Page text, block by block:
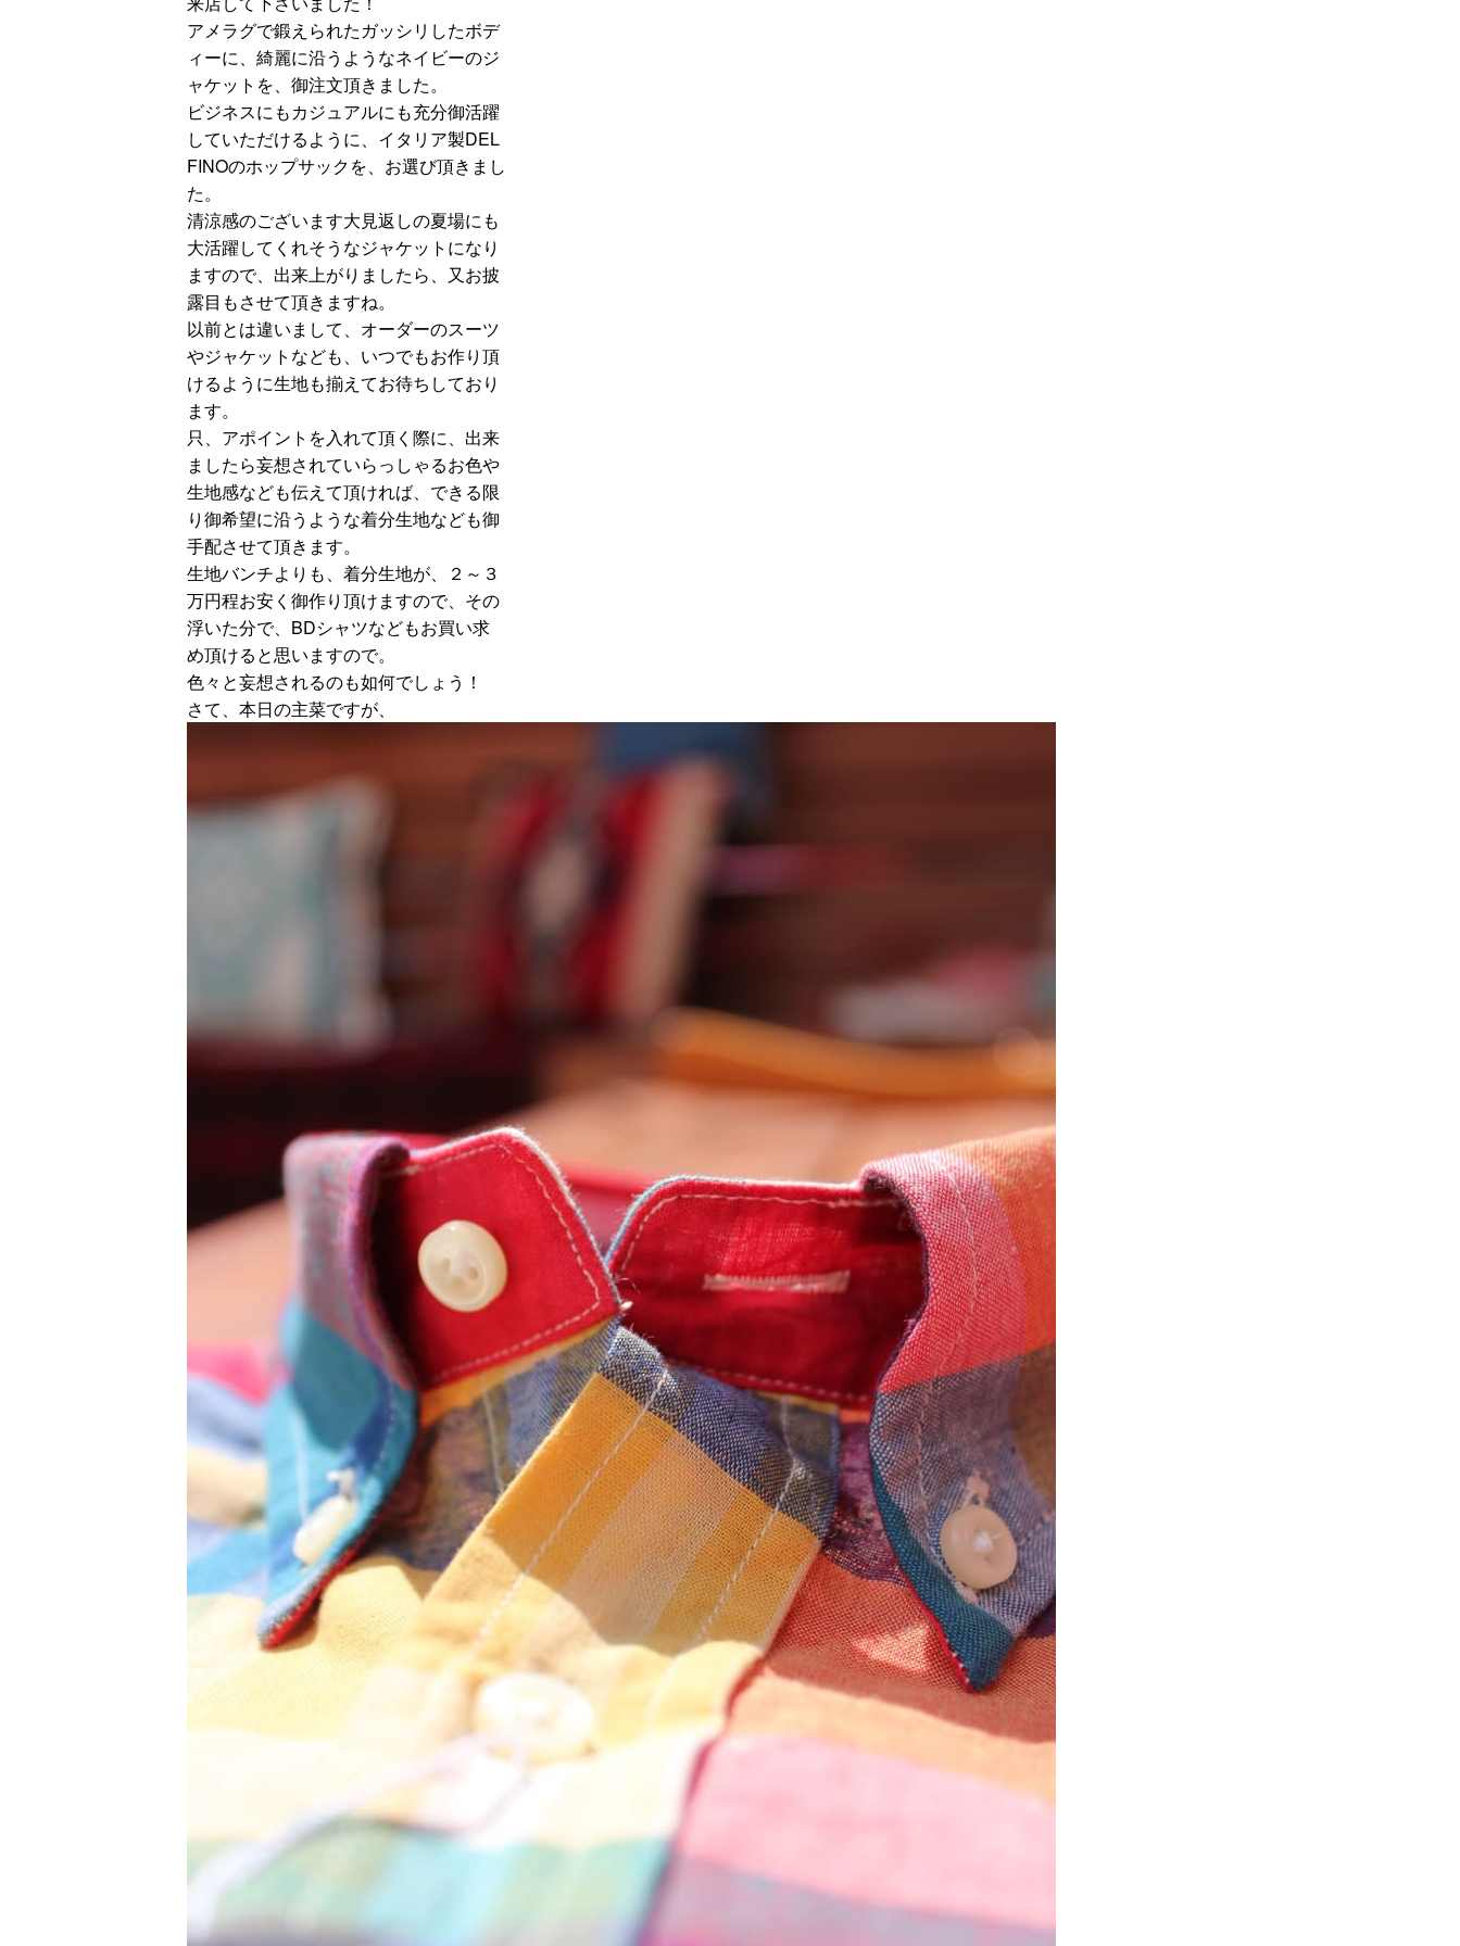
アメラグで鍛えられたガッシリしたボデ
ィーに、綺麗に沿うようなネイビーのジ
ャケットを、御注文頂きました。
ビジネスにもカジュアルにも充分御活躍
していただけるように、イタリア製DEL
FINOのホップサックを、お選び頂きまし
た。
清涼感のございます大見返しの夏場にも
大活躍してくれそうなジャケットになり
ますので、出来上がりましたら、又お披
露目もさせて頂きますね。
以前とは違いまして、オーダーのスーツ
やジャケットなども、いつでもお作り頂
けるように生地も揃えてお待ちしており
ます。
只、アポイントを入れて頂く際に、出来
ましたら妄想されていらっしゃるお色や
生地感なども伝えて頂ければ、できる限
り御希望に沿うような着分生地なども御
手配させて頂きます。
生地バンチよりも、着分生地が、２～３
万円程お安く御作り頂けますので、その
浮いた分で、BDシャツなどもお買い求
め頂けると思いますので。
色々と妄想されるのも如何でしょう！
さて、本日の主菜ですが、